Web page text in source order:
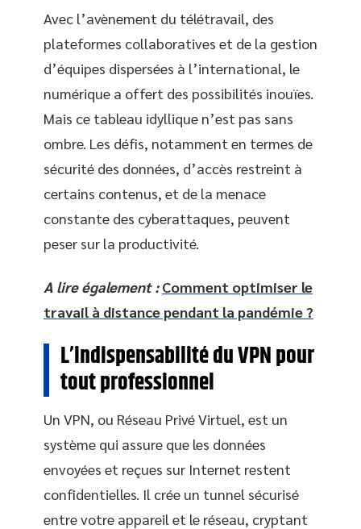
Avec l’avènement du télétravail, des
plateformes collaboratives et de la gestion
d’équipes dispersées à l’international, le
numérique a offert des possibilités inouïes.
Mais ce tableau idyllique n’est pas sans
ombre. Les défis, notamment en termes de
sécurité des données, d’accès restreint à
certains contenus, et de la menace
constante des cyberattaques, peuvent
peser sur la productivité.
A lire également : Comment optimiser le
travail à distance pendant la pandémie ?
L’indispensabilité du VPN pour
tout professionnel
Un VPN, ou Réseau Privé Virtuel, est un
système qui assure que les données
envoyées et reçues sur Internet restent
confidentielles. Il crée un tunnel sécurisé
entre votre appareil et le réseau, cryptant